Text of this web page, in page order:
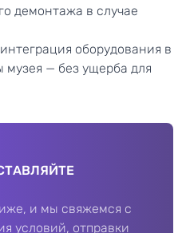
демонтажа в случае
оборудования в
музея — без ущерба для
и мы свяжемся с
условий, отправки